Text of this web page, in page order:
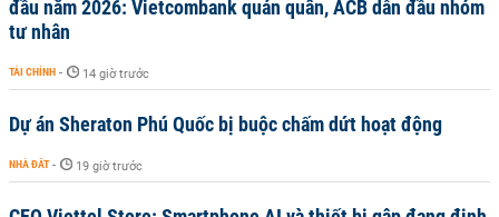
đầu năm 2026: Vietcombank quán quân, ACB dẫn đầu nhóm
tư nhân
TÀI CHÍNH - 14 giờ trước
Dự án Sheraton Phú Quốc bị buộc chấm dứt hoạt động
NHÀ ĐẤT - 19 giờ trước